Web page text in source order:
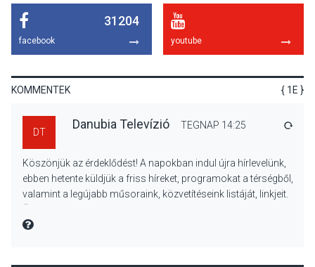
Különleges nyári élményt
kínálnak a szabadtéri
előadások a Skanzenben
31204
facebook youtube
KOMMENTEK { 1E }
DT
Danubia Televízió TEGNAP 14:25
Köszönjük az érdeklődést! A napokban indul újra hírlevelünk,
ebben hetente küldjük a friss híreket, programokat a térségből,
valamint a legújabb műsoraink, közvetítéseink listáját, linkjeit.
MIRE MONDTA